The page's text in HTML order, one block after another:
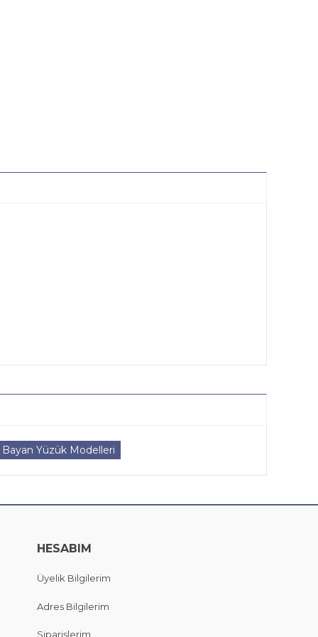
Yüzük Modelleri
HESABIM
Üyelik Bilgilerim
Adres Bilgilerim
Siparişlerim